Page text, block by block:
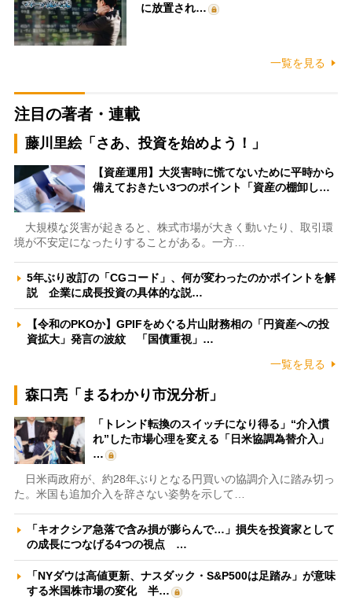
に放置され…
一覧を見る
注目の著者・連載
藤川里絵「さあ、投資を始めよう！」
【資産運用】大災害時に慌てないために平時から
備えておきたい3つのポイント「資産の棚卸し…
大規模な災害が起きると、株式市場が大きく動いたり、取引環
境が不安定になったりすることがある。一方…
5年ぶり改訂の「CGコード」、何が変わったのかポイントを解
説 企業に成長投資の具体的な説…
【令和のPKOか】GPIFをめぐる片山財務相の「円資産への投
資拡大」発言の波紋 「国債重視」…
一覧を見る
森口亮「まるわかり市況分析」
「トレンド転換のスイッチになり得る」“介入慣
れ”した市場心理を変える「日米協調為替介入」
…
日米両政府が、約28年ぶりとなる円買いの協調介入に踏み切っ
た。米国も追加介入を辞さない姿勢を示して…
「キオクシア急落で含み損が膨らんで…」損失を投資家として
の成長につなげる4つの視点 …
「NYダウは高値更新、ナスダック・S&P500は足踏み」が意味
する米国株市場の変化 半…